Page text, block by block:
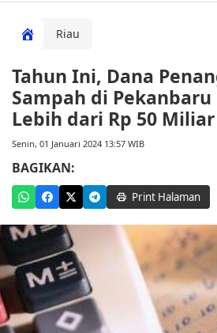
Riau
Tahun Ini, Dana
Sampah di
Lebih dari Rp 50 Miliar
Senin, 01 Januari 2024 13:57 WIB
BAGIKAN:
Print Halaman